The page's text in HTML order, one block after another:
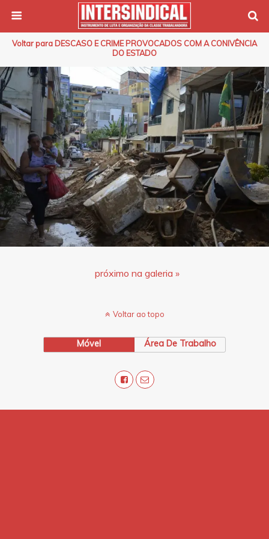
Voltar para DESCASO E CRIME PROVOCADOS COM A CONIVÊNCIA
DO ESTADO
próximo na galeria »
Voltar ao topo
Móvel Área De Trabalho